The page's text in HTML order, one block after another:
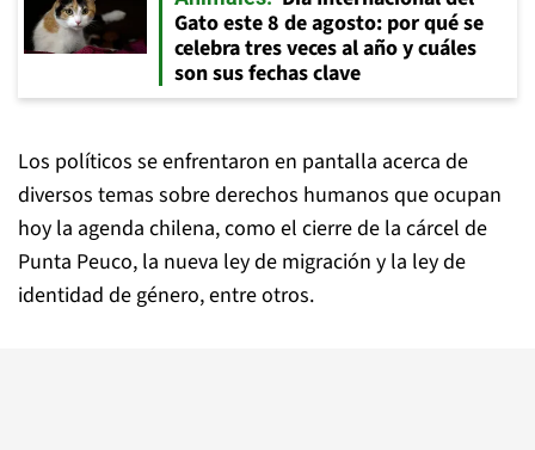
Gato este 8 de agosto: por qué se
celebra tres veces al año y cuáles
son sus fechas clave
Los políticos se enfrentaron en pantalla acerca de
diversos temas sobre derechos humanos que ocupan
hoy la agenda chilena, como el cierre de la cárcel de
Punta Peuco, la nueva ley de migración y la ley de
identidad de género, entre otros.